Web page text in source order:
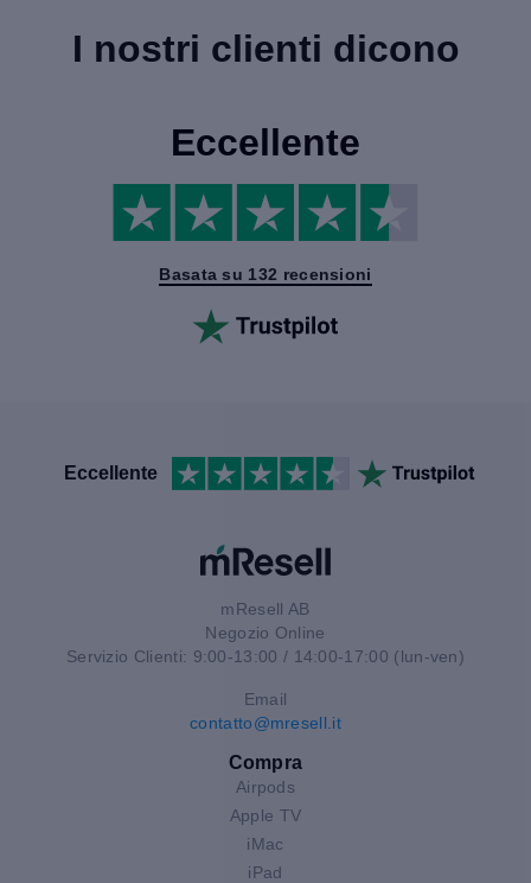
I nostri clienti dicono
Eccellente
Basata su 132 recensioni
Eccellente
mResell AB
Negozio Online
Servizio Clienti: 9:00-13:00 / 14:00-17:00 (lun-ven)
Email
contatto@mresell.it
Compra
Airpods
Apple TV
iMac
iPad